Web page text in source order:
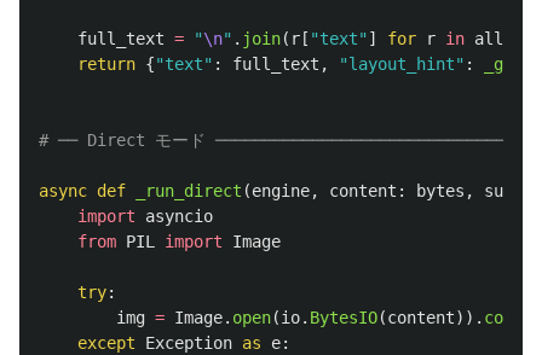
full_text = "\n" . join( r [ "text" ] for r in
return {"text" : full_text , "layout_hint" :
async def _run_direct (engine, content : bytes ,
suffix
import
asyncio
from PIL import Image
try:
img = Image. open(io. BytesIO(content)).
except
Exception as e: